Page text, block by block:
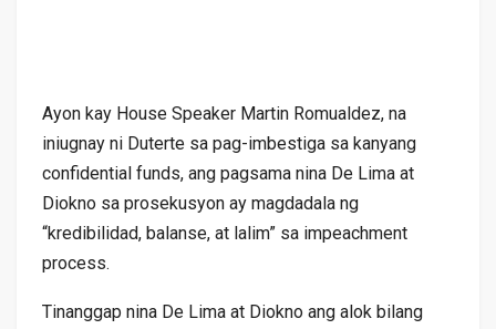
Ayon kay House Speaker Martin Romualdez, na
iniugnay ni Duterte sa pag-imbestiga sa kanyang
confidential funds, ang pagsama nina De Lima at
Diokno sa prosekusyon ay magdadala ng
“kredibilidad, balanse, at lalim” sa impeachment
process.
Tinanggap nina De Lima at Diokno ang alok bilang